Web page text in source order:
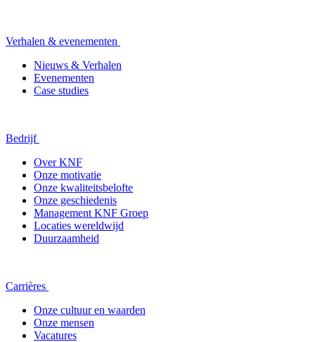
Verhalen & evenementen
Nieuws & Verhalen
Evenementen
Case studies
Bedrijf
Over KNF
Onze motivatie
Onze kwaliteitsbelofte
Onze geschiedenis
Management KNF Groep
Locaties wereldwijd
Duurzaamheid
Carrières
Onze cultuur en waarden
Onze mensen
Vacatures